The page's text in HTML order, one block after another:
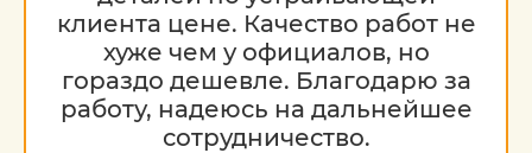
клиента цене. Качество работ не
хуже чем у официалов, но
гораздо дешевле. Благодарю за
работу, надеюсь на дальнейшее
сотрудничество.